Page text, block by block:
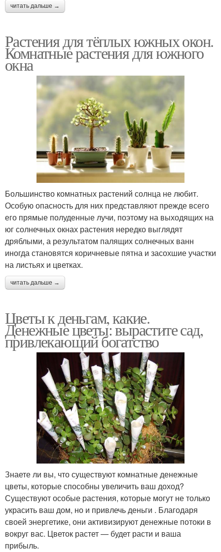
читать дальше →
Растения для тёплых южных окон.
Комнатные растения для южного
окна
Большинство комнатных растений солнца не любит.
Особую опасность для них представляют прежде всего
его прямые полуденные лучи, поэтому на выходящих на
юг солнечных окнах растения нередко выглядят
дряблыми, а результатом палящих солнечных ванн
иногда становятся коричневые пятна и засохшие участки
на листьях и цветках.
читать дальше →
Цветы к деньгам, какие.
Денежные цветы: вырастите сад,
привлекающий богатство
Знаете ли вы, что существуют комнатные денежные
цветы, которые способны увеличить ваш доход?
Существуют особые растения, которые могут не только
украсить ваш дом, но и привлечь деньги . Благодаря
своей энергетике, они активизируют денежные потоки в
вокруг вас. Цветок растет — будет расти и ваша
прибыль.